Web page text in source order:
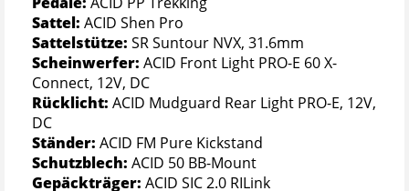
Sattel: ACID Shen Pro
Sattelstütze: SR Suntour NVX, 31.6mm
Scheinwerfer: ACID Front Light PRO-E 60 X-
Connect, 12V, DC
Rücklicht: ACID Mudguard Rear Light PRO-E, 12V,
DC
Ständer: ACID FM Pure Kickstand
Schutzblech: ACID 50 BB-Mount
Gepäckträger: ACID SIC 2.0 RILink